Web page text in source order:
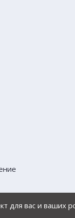
для вас и ваших